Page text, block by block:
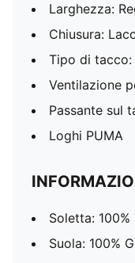
Larghezza:
Chiusura:
Tipo di
Ventilazione
Passante sul
Loghi PUMA
Soletta: 100%
Suola: 100%